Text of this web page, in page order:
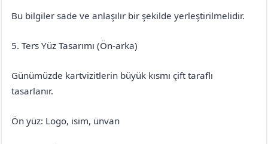
Bu bilgiler sade ve anlaşılır bir şekilde yerleştirilmelidir.
5. Ters Yüz Tasarımı (Ön-arka)
Günümüzde kartvizitlerin büyük kısmı çift taraflı
tasarlanır.
Ön yüz: Logo, isim, ünvan